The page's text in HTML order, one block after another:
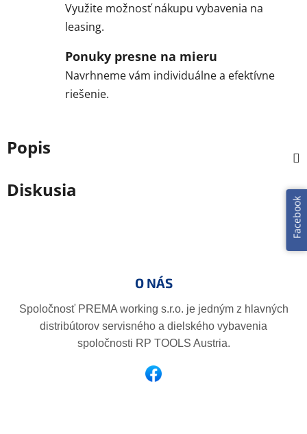
Využite možnosť nákupu vybavenia na
leasing.
Ponuky presne na mieru
Navrhneme vám individuálne a efektívne
riešenie.
Popis
Diskusia
O NÁS
Spoločnosť PREMA working s.r.o. je jedným z hlavných
distribútorov servisného a dielského vybavenia
spoločnosti RP TOOLS Austria.
Facebook